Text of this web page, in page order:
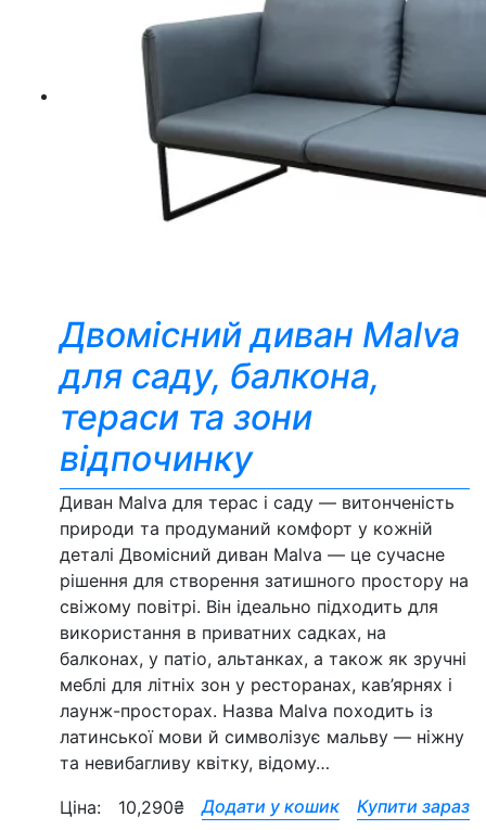
Двомісний диван Malva
для саду, балкона,
тераси та зони
відпочинку
Диван Malva для терас і саду — витонченість
природи та продуманий комфорт у кожній
деталі Двомісний диван Malva — це сучасне
рішення для створення затишного простору на
свіжому повітрі. Він ідеально підходить для
використання в приватних садках, на
балконах, у патіо, альтанках, а також як зручні
меблі для літніх зон у ресторанах, кав’ярнях і
лаунж-просторах. Назва Malva походить із
латинської мови й символізує мальву — ніжну
та невибагливу квітку, відому…
Ціна: 10,290₴ Додати у кошик Купити зараз